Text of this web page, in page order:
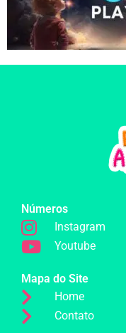
Números
Instagram
Youtube
Mapa do Site
Home
Contato